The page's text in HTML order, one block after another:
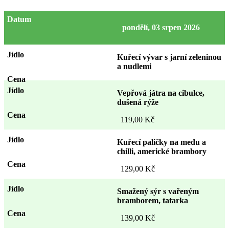
pondělí, 03 srpen 2026
Kuřecí vývar s jarní zeleninou
a nudlemi
Vepřová játra na cibulce,
dušená rýže
119,00 Kč
Kuřecí paličky na medu a
chilli, americké brambory
129,00 Kč
Smažený sýr s vařeným
bramborem, tatarka
139,00 Kč